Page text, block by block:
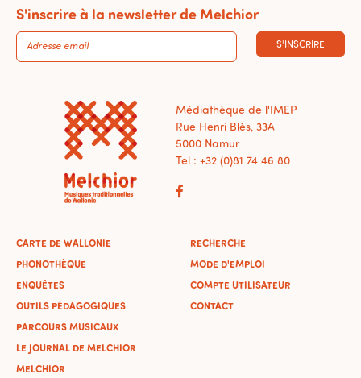
S'inscrire à la newsletter de Melchior
S'INSCRIRE
Médiathèque de l'IMEP
Rue Henri Blès, 33A
5000 Namur
Tel : +32 (0)81 74 46 80
CARTE DE WALLONIE
PHONOTHÈQUE
ENQUÊTES
OUTILS PÉDAGOGIQUES
PARCOURS MUSICAUX
LE JOURNAL DE MELCHIOR
MELCHIOR
RECHERCHE
MODE D'EMPLOI
COMPTE UTILISATEUR
CONTACT